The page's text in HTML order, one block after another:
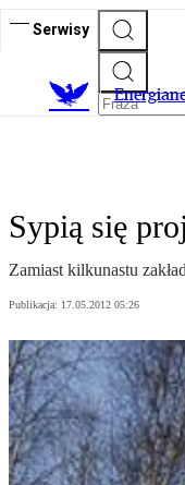
Serwisy
E
Sypią się
Zamiast kilkunastu
Publikacja: 17.05.2012 05:26